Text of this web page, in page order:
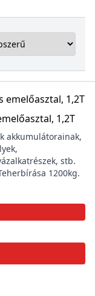
1,2T
akkumulátorainak,
stb.
1200kg.